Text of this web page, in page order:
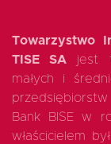
EN
Towarzystwo
TISE SA jest
małych i
przedsiębiorstw
Bank BISE w
właścicielem